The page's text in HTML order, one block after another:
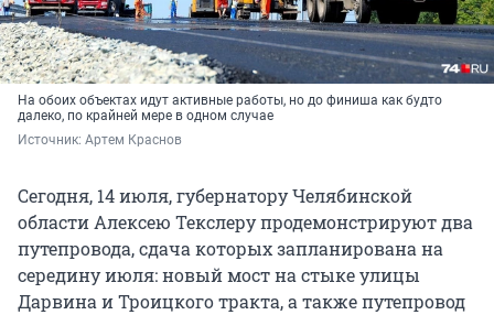
На обоих объектах идут активные работы, но до финиша как будто
далеко, по крайней мере в одном случае
Источник: Артем Краснов
Сегодня, 14 июля, губернатору Челябинской
области Алексею Текслеру продемонстрируют два
путепровода, сдача которых запланирована на
середину июля: новый мост на стыке улицы
Дарвина и Троицкого тракта, а также путепровод